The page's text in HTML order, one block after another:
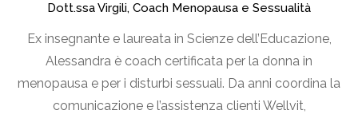
Dott.ssa Virgili, Coach Menopausa e Sessualità
Ex insegnante e laureata in Scienze dell’Educazione,
Alessandra è coach certificata per la donna in
menopausa e per i disturbi sessuali. Da anni coordina la
comunicazione e l’assistenza clienti Wellvit,